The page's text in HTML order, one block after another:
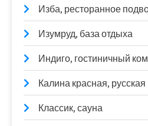
Изба, ресторанное
Изумруд, база отдыха
Индиго, гостиничный
Калина красная,
Классик, сауна